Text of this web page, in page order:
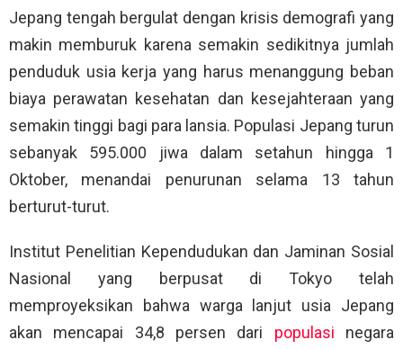
Jepang tengah bergulat dengan krisis demografi yang
makin memburuk karena semakin sedikitnya jumlah
penduduk usia kerja yang harus menanggung beban
biaya perawatan kesehatan dan kesejahteraan yang
semakin tinggi bagi para lansia. Populasi Jepang turun
sebanyak 595.000 jiwa dalam setahun hingga 1
Oktober, menandai penurunan selama 13 tahun
berturut-turut.
Institut Penelitian Kependudukan dan Jaminan Sosial
Nasional yang berpusat di Tokyo telah
memproyeksikan bahwa warga lanjut usia Jepang
akan mencapai 34,8 persen dari populasi negara